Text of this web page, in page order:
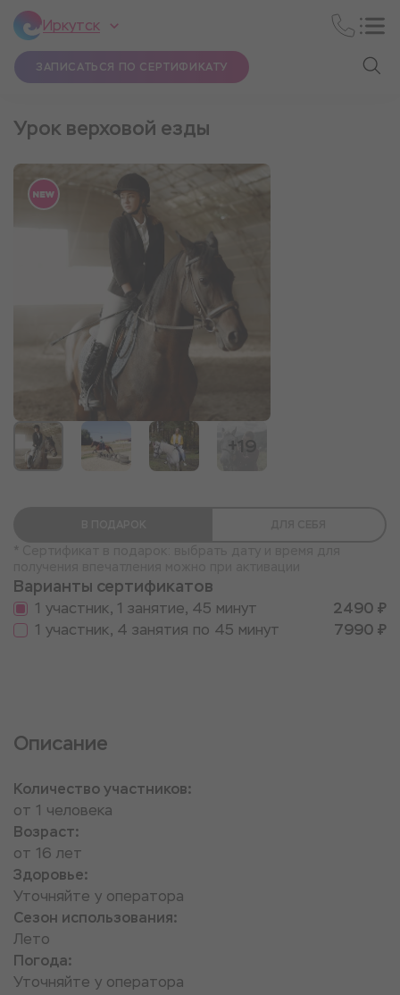
Иркутск
ЗАПИСАТЬСЯ ПО СЕРТИФИКАТУ
Урок верховой езды
+19
Варианты сертификатов
1 участник, 1 занятие, 45 минут
2490 ₽
1 участник, 4 занятия по 45 минут
7990 ₽
Описание
Количество участников:
от 1 человека
Возраст:
от 16 лет
Здоровье:
Уточняйте у оператора
Сезон использования:
Лето
Погода:
Уточняйте у оператора